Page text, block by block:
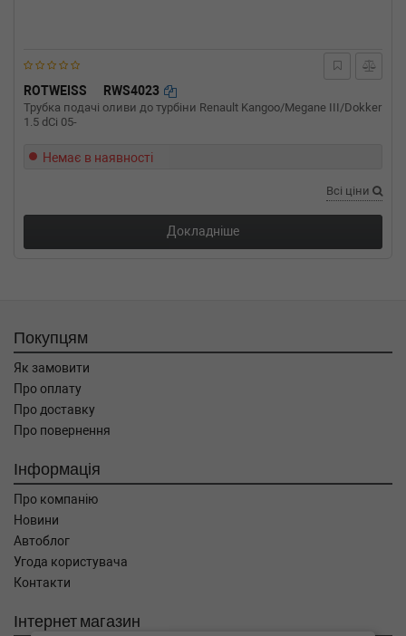
ROTWEISS RWS4023
Трубка подачі оливи до турбіни Renault Kangoo/Megane III/Dokker
1.5 dCi 05-
Немає в наявності
Всі ціни
Докладніше
Покупцям
Як замовити
Про оплату
Про доставку
Про повернення
Інформація
Про компанію
Новини
Автоблог
Угода користувача
Контакти
Інтернет магазин